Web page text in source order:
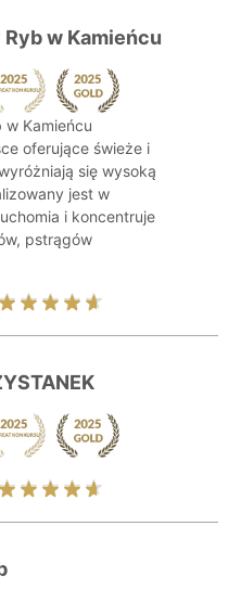
w Kamieńcu
Kamieńcu
oferujące świeże i
się wysoką
jest w
i koncentruje
pstrągów